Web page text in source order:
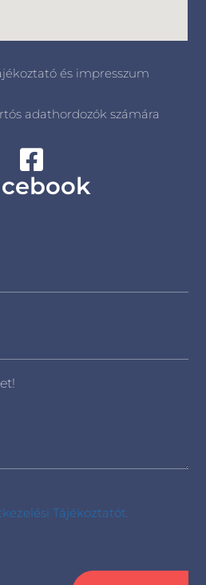
és impresszum
adathordozók számára
Tájékoztatót.